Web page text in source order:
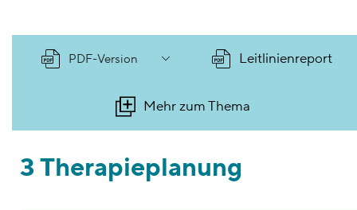
PDF-Version Leitlinienreport
Mehr zum Thema
3 Therapieplanung